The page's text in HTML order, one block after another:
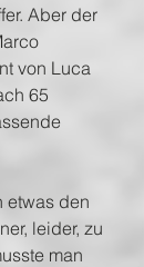
Aber der
von Luca
65
etwas den
leider, zu
man